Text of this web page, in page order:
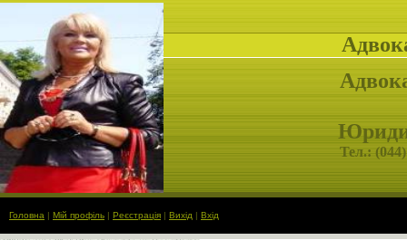
Тел.: (
Головна | Мій профіль | Реєстрація | Вихід | Вхід